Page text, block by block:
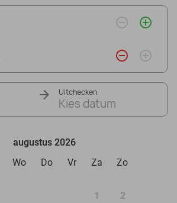
remove_circle_outline add_circle_outline
remove_circle_outline add_circle_outline
Uitchecken
Kies datum
augustus 2026
Wo Do Vr Za Zo
1 2